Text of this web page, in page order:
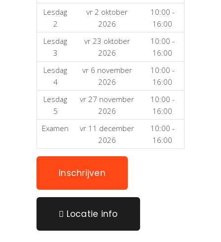
Lesdag
2
vr 2 oktober
2026
10:00 -
16:00
Lesdag
3
vr 23 oktober
2026
10:00 -
16:00
Lesdag
4
vr 6 november
2026
10:00 -
16:00
Lesdag
5
vr 27 november
2026
10:00 -
16:00
Examen
vr 11 december
2026
10:00 -
16:00
Inschrijven
Locatie info